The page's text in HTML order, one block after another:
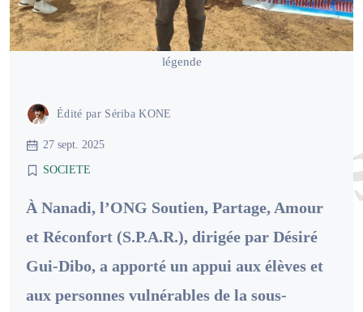
légende
Édité par Sériba KONE
27 sept. 2025
SOCIETE
À Nanadi, l’ONG Soutien, Partage, Amour
et Réconfort (S.P.A.R.), dirigée par Désiré
Gui-Dibo, a apporté un appui aux élèves et
aux personnes vulnérables de la sous-